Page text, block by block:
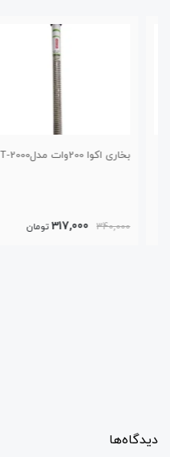
بخاری اکوا 200وات مدلHT-2000
340,000
317,000 تومان
دیدگاه‌ها